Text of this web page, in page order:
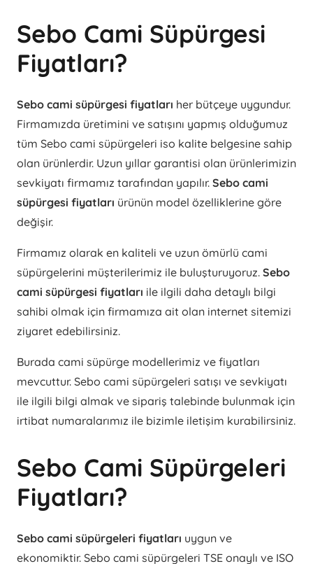
Sebo Cami Süpürgesi
Fiyatları?
Sebo cami süpürgesi fiyatları her bütçeye uygundur.
Firmamızda üretimini ve satışını yapmış olduğumuz
tüm Sebo cami süpürgeleri iso kalite belgesine sahip
olan ürünlerdir. Uzun yıllar garantisi olan ürünlerimizin
sevkiyatı firmamız tarafından yapılır. Sebo cami
süpürgesi fiyatları ürünün model özelliklerine göre
değişir.
Firmamız olarak en kaliteli ve uzun ömürlü cami
süpürgelerini müşterilerimiz ile buluşturuyoruz. Sebo
cami süpürgesi fiyatları ile ilgili daha detaylı bilgi
sahibi olmak için firmamıza ait olan internet sitemizi
ziyaret edebilirsiniz.
Burada cami süpürge modellerimiz ve fiyatları
mevcuttur. Sebo cami süpürgeleri satışı ve sevkiyatı
ile ilgili bilgi almak ve sipariş talebinde bulunmak için
irtibat numaralarımız ile bizimle iletişim kurabilirsiniz.
Sebo Cami Süpürgeleri
Fiyatları?
Sebo cami süpürgeleri fiyatları uygun ve
ekonomiktir. Sebo cami süpürgeleri TSE onaylı ve ISO